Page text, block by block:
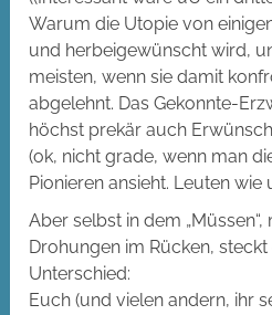
Warum die Utopie von
und herbeigewünscht wird,
meisten, wenn sie damit
abgelehnt. Das Gekonnte-
höchst prekär auch
(ok, nicht grade, wenn man
Pionieren ansieht. Leuten wie
Aber selbst in dem
Drohungen im Rücken,
Unterschied:
Euch (und vielen andern, ihr